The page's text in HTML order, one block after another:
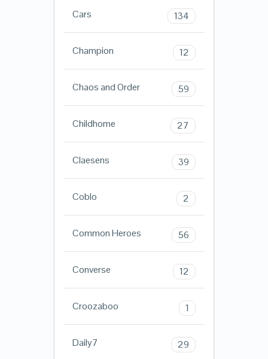
Cars 134
Champion 12
Chaos and Order 59
Childhome 27
Claesens 39
Coblo 2
Common Heroes 56
Converse 12
Croozaboo 1
Daily7 29